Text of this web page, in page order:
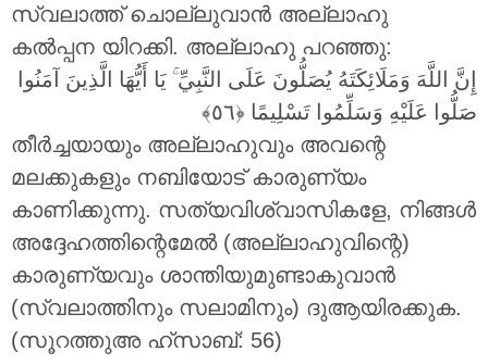
സ്വലാത്ത് ചൊല്ലുവാൻ അല്ലാഹു
കൽപ്പന യിറക്കി. അല്ലാഹു പറഞ്ഞു:
إِنَّ اللَّهَ وَمَلَائِكَتَهُ يُصَلُّونَ عَلَى النَّبِيِّۚ يَا أَيُّهَا الَّذِينَ آمَنُوا
صَلُّوا عَلَيْهِ وَسَلِّمُوا تَسْلِيمًا
തീർച്ചയായും അല്ലാഹുവും അവന്റെ
മലക്കുകളും നബിയോട് കാരുണ്യം
കാണിക്കുന്നു. സത്യവിശ്വാസികളേ, നിങ്ങൾ
അദ്ദേഹത്തിന്റെമേൽ (അല്ലാഹുവിന്റെ)
കാരുണ്യവും ശാന്തിയുമുണ്ടാകുവാൻ
(സ്വലാത്തിനും സലാമിനും) ദുആയിരക്കുക.
(സൂറത്തുഅ ഹ്സാബ്: 56)